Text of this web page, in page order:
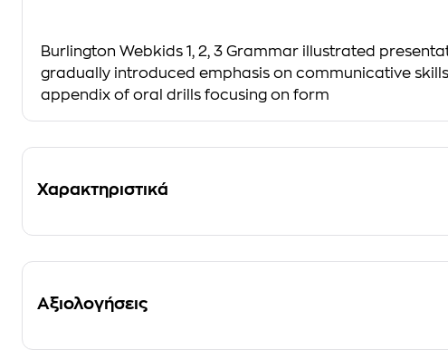
Burlington Webkids 1, 2, 3 Grammar illustrated
gradually introduced emphasis on communicative
appendix of oral drills focusing on form
Χαρακτηριστικά
Αξιολογήσεις